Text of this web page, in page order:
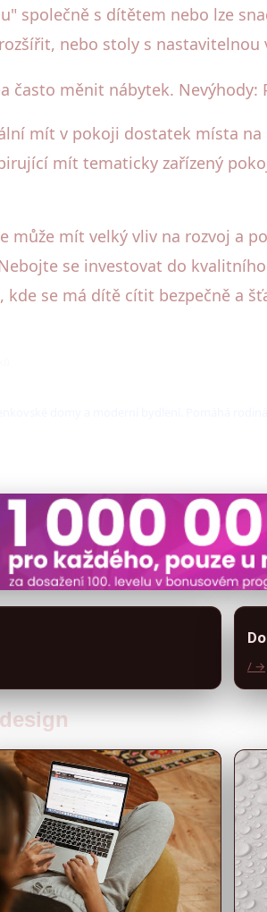
společně s dítětem nebo lze
nebo stoly s nastavitelnou
často měnit nábytek. Nevýhody:
mít v pokoji dostatek místa
mít tematicky zařízený
může mít velký vliv na rozvoj a
se investovat do
se má dítě cítit bezpečně a
/ →